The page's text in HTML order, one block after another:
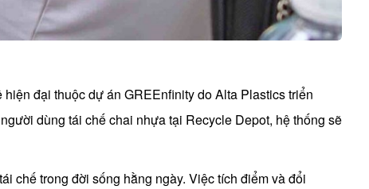
đại thuộc dự án GREEnfinity do Alta Plastics triển
dùng tái chế chai nhựa tại Recycle Depot, hệ thống sẽ
chế trong đời sống hằng ngày. Việc tích điểm và đổi